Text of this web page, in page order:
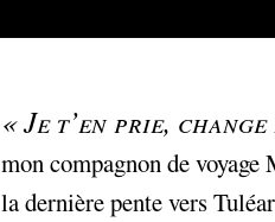
« Je t’en prie,
mon compagnon de voyage
la dernière pente vers